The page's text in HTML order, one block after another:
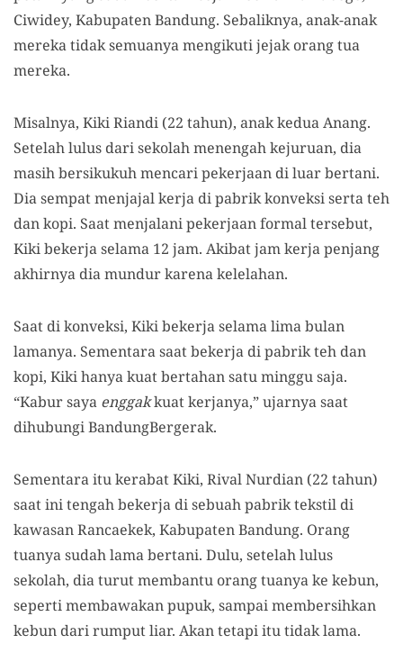
Ciwidey, Kabupaten Bandung. Sebaliknya, anak-anak
mereka tidak semuanyamengikutijejakorang tua
mereka.
Misalnya, Kiki Riandi (22 tahun), anak kedua Anang.
Setelah lulus dari sekolah menengah kejuruan, dia
masih bersikukuh mencari pekerjaan di luar bertani.
Dia sempat menjajal kerja di pabrik konveksi serta teh
dan kopi. Saat menjalani pekerjaan formal tersebut,
Kiki bekerja selama 12 jam. Akibat jam kerjapenjang
akhirnya dia mundur karena kelelahan.
Saat di konveksi, Kiki bekerja selama lima bulan
lamanya. Sementara saat bekerja di pabrik teh dan
kopi, Kiki hanya kuat bertahan satu minggu saja.
“Kabur saya enggakkuat kerjanya,” ujarnya saat
dihubungi BandungBergerak.
Sementara itu kerabat Kiki, Rival Nurdian (22 tahun)
saat ini tengah bekerja di sebuah pabrik tekstil di
kawasan Rancaekek, Kabupaten Bandung. Orang
tuanya sudah lama bertani. Dulu, setelah lulus
sekolah, diaturut membantu orangtuanya ke kebun,
seperti membawakan pupuk, sampai membersihkan
kebun dari rumput liar. Akan tetapi itu tidak lama.